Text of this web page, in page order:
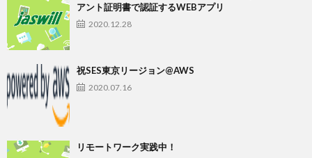
アント証明書で認証するWEBアプリ
2020.12.28
祝SES東京リージョン@AWS
2020.07.16
リモートワーク実践中！